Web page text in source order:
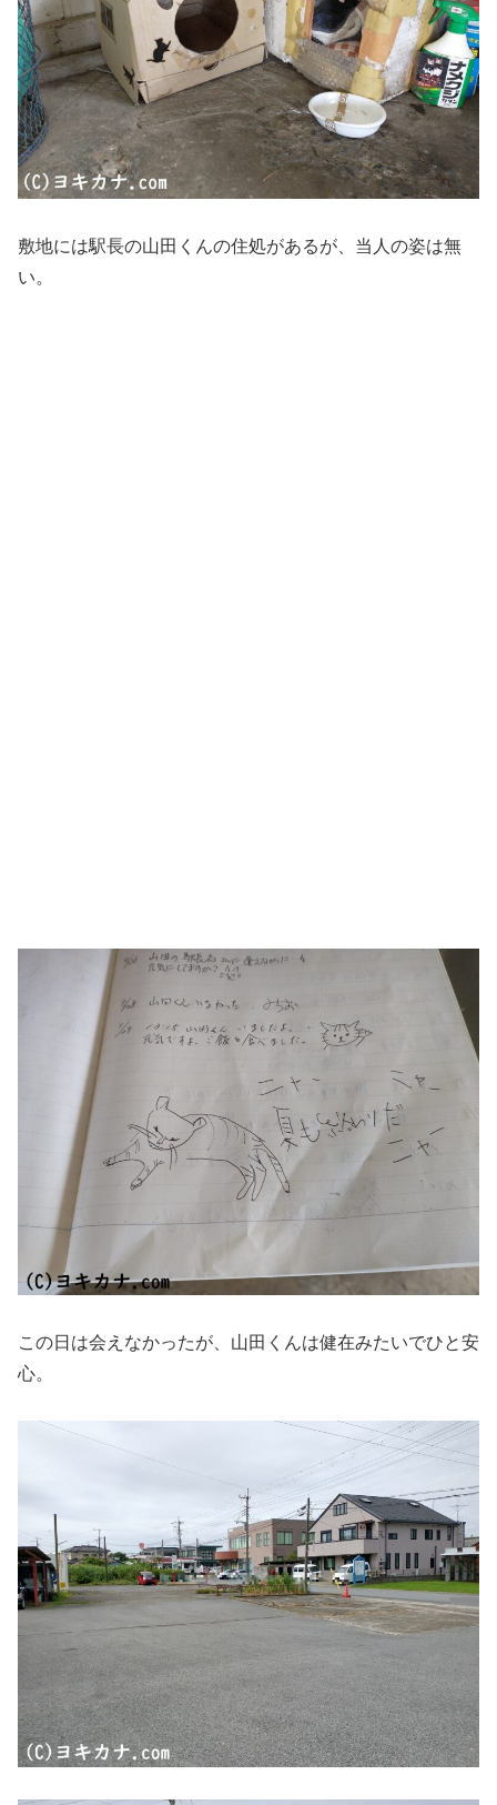
敷地には駅長の山田くんの住処があるが、当人の姿は無
い。
この日は会えなかったが、山田くんは健在みたいでひと安
心。